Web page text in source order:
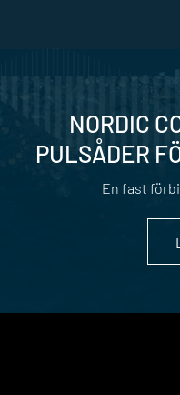
NORDIC
PULSÅDER
En fast